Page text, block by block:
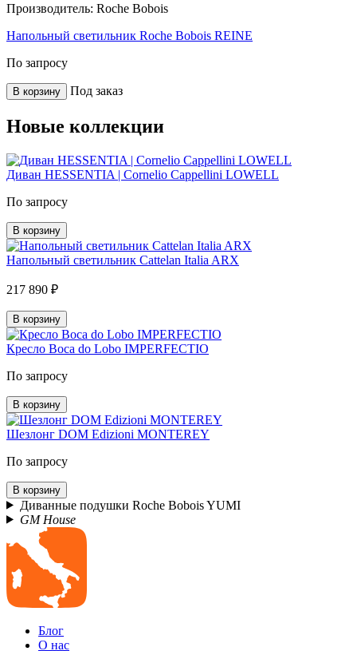
Производитель: Roche Bobois
Напольный светильник Roche Bobois REINE
По запросу
В корзину Под заказ
Новые коллекции
Диван HESSENTIA | Cornelio Cappellini LOWELL
По запросу
В корзину
Напольный светильник Cattelan Italia ARX
217 890 ₽
В корзину
Кресло Boca do Lobo IMPERFECTIO
По запросу
В корзину
Шезлонг DOM Edizioni MONTEREY
По запросу
В корзину
Диванные подушки Roche Bobois YUMI
GM House
Блог
О нас